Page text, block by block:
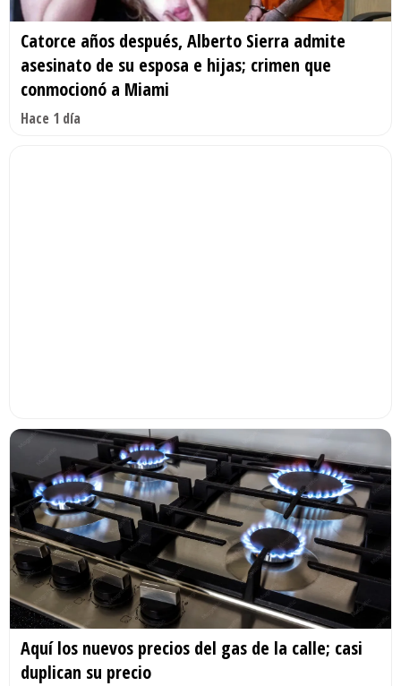
Catorce años después, Alberto Sierra admite
asesinato de su esposa e hijas; crimen que
conmocionó a Miami
Hace 1 día
Aquí los nuevos precios del gas de la calle; casi
duplican su precio